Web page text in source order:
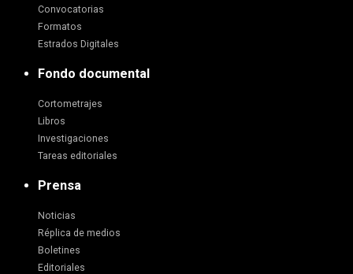
Convocatorias
Formatos
Estrados Digitales
Fondo documental
Cortometrajes
Libros
Investigaciones
Tareas editoriales
Prensa
Noticias
Réplica de medios
Boletines
Editoriales